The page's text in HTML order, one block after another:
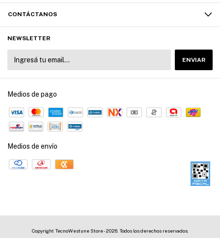
CONTÁCTANOS
NEWSLETTER
Medios de pago
Medios de envío
Copyright TecnoWestune Store - 2026. Todos los derechos reservados.